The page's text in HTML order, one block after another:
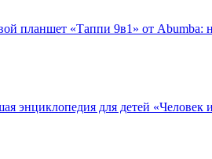
планшет «Таппи 9в1» от Abumba:
энциклопедия для детей